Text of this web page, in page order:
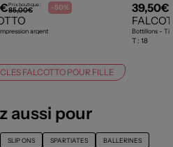
Prix boutique :
85,00€ -50%
argent
39,50€
Bottillons -
T : 18
FALCOTTO POUR FILLE
aussi pour
SLIP ONS SPARTIATES BALLERINES